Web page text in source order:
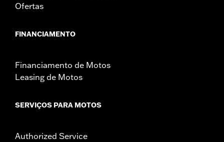
Ofertas
FINANCIAMENTO
Financiamento de Motos
Leasing de Motos
SERVIÇOS PARA MOTOS
Authorized Service